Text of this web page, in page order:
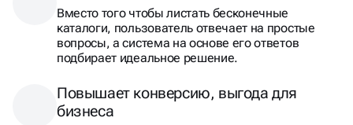
Вместо того чтобы листать бесконечные
каталоги, пользователь отвечает на простые
вопросы, а система на основе его ответов
подбирает идеальное решение.
Повышает конверсию, выгода для
бизнеса